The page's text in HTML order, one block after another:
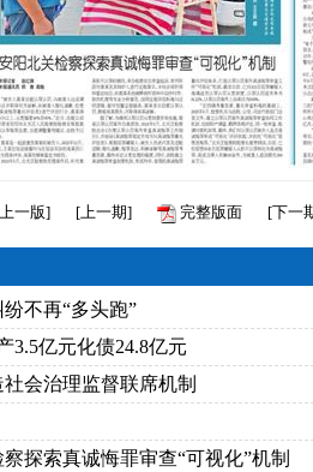
上一版] [上一期] 完整版面 [下一
不再“多头跑”
3.5亿元化债24.8亿元
会治理监督联席机制
探索真诚悔罪审查“可视化”机制